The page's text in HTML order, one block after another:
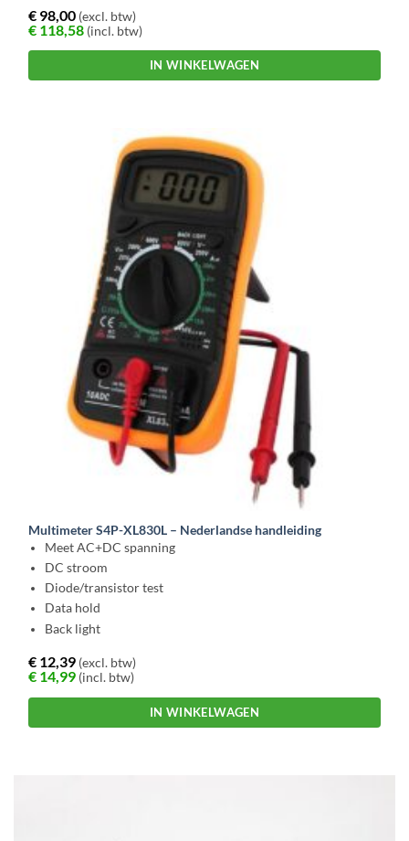
€ 98,00 (excl. btw)
€ 118,58 (incl. btw)
IN WINKELWAGEN
Multimeter S4P-XL830L – Nederlandse handleiding
Meet AC+DC spanning
DC stroom
Diode/transistor test
Data hold
Back light
€ 12,39 (excl. btw)
€ 14,99 (incl. btw)
IN WINKELWAGEN